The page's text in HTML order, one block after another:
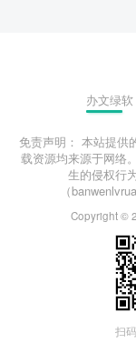
办文绿
免责声明： 本站提供
载资源均来源于网络
生的侵权行
（
Copyright ©
扫